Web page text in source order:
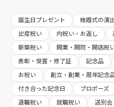
誕生日プレゼント 結婚式の演
出産祝い
内祝い・お返し
新築祝い
開業・開院・開店祝
表彰・受賞・修了証
記念品
お祝い
創立・創業・周年記念
付き合った記念日
プロポーズ
退職祝い
就職祝い 送別会